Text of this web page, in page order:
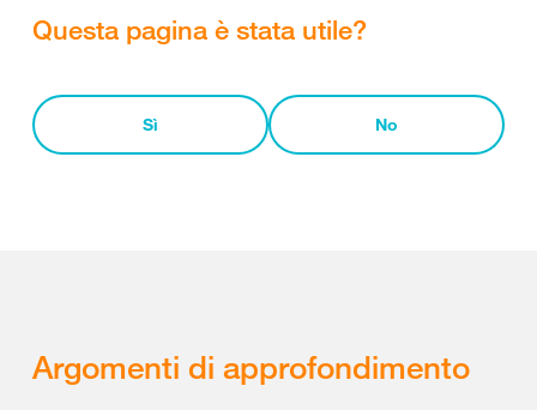
Questa pagina è stata utile?
Sì No
Argomenti di approfondimento